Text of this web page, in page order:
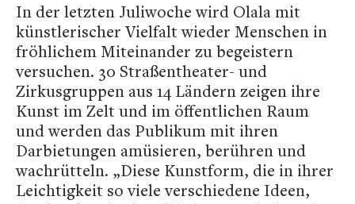
In der letzten Juliwoche wird Olala mit
künstlerischer Vielfalt wieder Menschen in
fröhlichem Miteinander zu begeistern
versuchen. 30 Straßentheater- und
Zirkusgruppen aus 14 Ländern zeigen ihre
Kunst im Zelt und im öffentlichen Raum
und werden das Publikum mit ihren
Darbietungen amüsieren, berühren und
wachrütteln. „Diese Kunstform, die in ihrer
Leichtigkeit so viele verschiedene Ideen,